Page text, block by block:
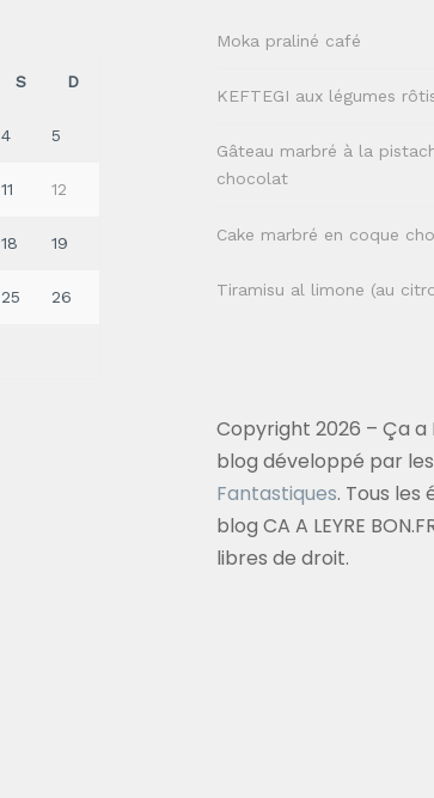
S D
4 5
11 12
18 19
25 26
Moka praliné café
KEFTEGI aux légumes
Gâteau marbré à la
chocolat
Cake marbré en coque
Tiramisu al limone (au
Copyright 2026 – Ça a
blog développé par les
Fantastiques. Tous les
blog CA A LEYRE
libres de droit.